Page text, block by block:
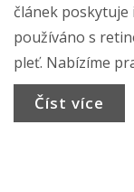
článek poskytuje
používáno s
pleť. Nabízíme
zařadit do své
benefity.
Číst více